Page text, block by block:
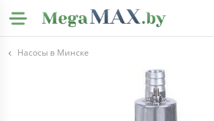
Насосы в Минске